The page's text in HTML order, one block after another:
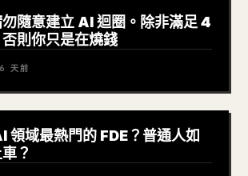
隨意建立 AI 迴圈。除非滿足 4
則你只是在燒錢
6 天前
領域最熱門的 FDE？普通人如
？